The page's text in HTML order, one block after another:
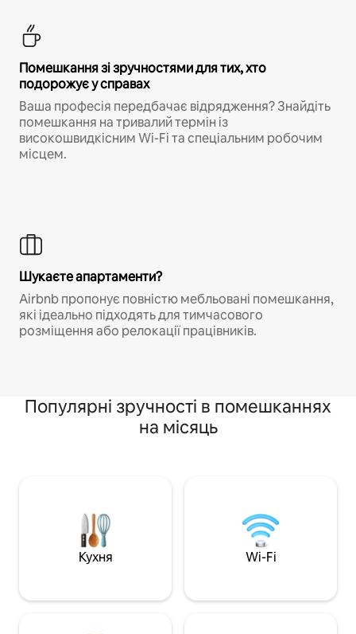
Помешкання зі зручностями для тих, хто
подорожує у справах
Ваша професія передбачає відрядження? Знайдіть
помешкання на тривалий термін із
високошвидкісним Wi-Fi та спеціальним робочим
місцем.
Шукаєте апартаменти?
Airbnb пропонує повністю мебльовані помешкання,
які ідеально підходять для тимчасового
розміщення або релокації працівників.
Популярні зручності в помешканнях
на місяць
Кухня Wi-Fi